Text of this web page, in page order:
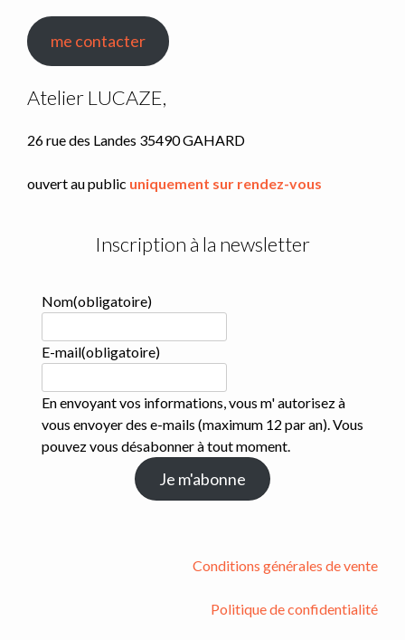
me contacter
Atelier LUCAZE,
26 rue des Landes 35490 GAHARD
ouvert au public uniquement sur rendez-vous
Inscription à la newsletter
Nom(obligatoire)
E-mail(obligatoire)
En envoyant vos informations, vous m' autorisez à
vous envoyer des e-mails (maximum 12 par an). Vous
pouvez vous désabonner à tout moment.
Je m'abonne
Conditions générales de vente
Politique de confidentialité